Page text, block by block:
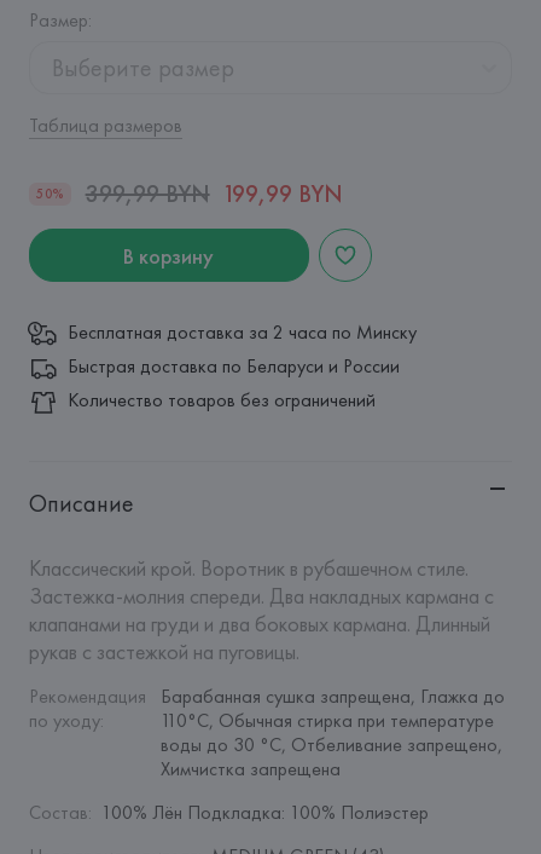
Размер:
Выберите размер
Таблица размеров
50% 399,99 BYN 199,99 BYN
В корзину
Бесплатная доставка за 2 часа по Минску
Быстрая доставка по Беларуси и России
Количество товаров без ограничений
Описание
Классический крой. Воротник в рубашечном стиле.
Застежка-молния спереди. Два накладных кармана с
клапанами на груди и два боковых кармана. Длинный
рукав с застежкой на пуговицы.
Рекомендация
по уходу:
Барабанная сушка запрещена, Глажка до
110°C, Обычная стирка при температуре
воды до 30 °C, Отбеливание запрещено,
Химчистка запрещена
Состав: 100% Лён Подкладка: 100% Полиэстер